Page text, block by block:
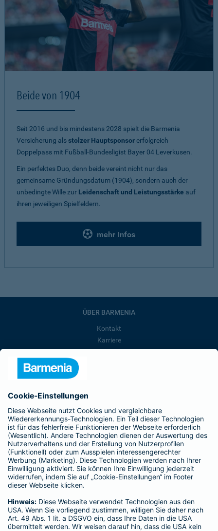
Beide von 1904
Seit 2016 und bis mindestens 2028 spielt die Barmenia
Versicherung alsstolzer Hauptsponsorerfolgreich
Doppelpass mit Fußball-Bundesligist Bayer 04 Leverkusen.
Ein perfektes Duo, denn beide vereint nicht nur das
gemeinsame Gründungsdatum (1904), sondern auch der
unbedingte Wille zur Leidenschaft und Leistungsstärke auf
ihren jeweiligen Spielfeldern.
mehr Infos
ÜBER BARMENIA
Kontakt
Karriere
Barmenia ist Teil der BarmeniaGothaer
BELIEBTE SEITEN
Kranken-Zusatzversicherung
Tierversicherungen
Haftpflichtversicherung
Hausratversicherung
Adresse ändern
Schaden melden